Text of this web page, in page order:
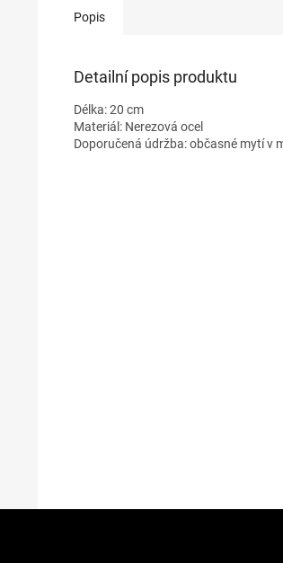
Popis
Detailní popis produktu
Délka: 20 cm
Materiál: Nerezová ocel
Doporučená údržba: občasné mytí v